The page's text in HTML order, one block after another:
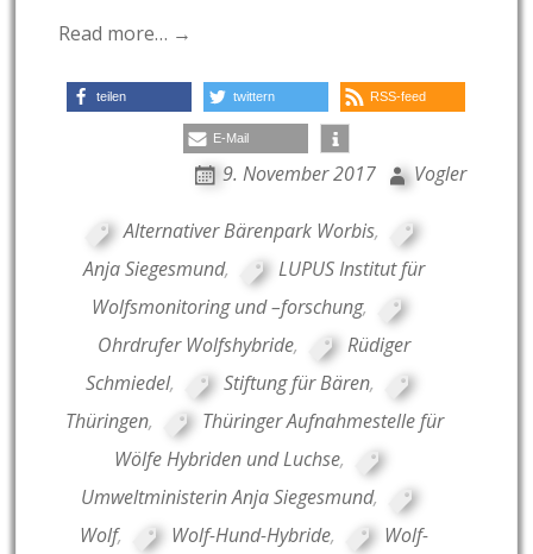
Read more… →
teilen twittern RSS-feed
E-Mail
9. November 2017 Vogler
Alternativer Bärenpark Worbis,
Anja Siegesmund,
LUPUS Institut für
Wolfsmonitoring und –forschung,
Ohrdrufer Wolfshybride,
Rüdiger
Schmiedel, Stiftung für Bären,
Thüringen,
Thüringer Aufnahmestelle für
Wölfe Hybriden und Luchse,
Umweltministerin Anja Siegesmund,
Wolf, Wolf-Hund-Hybride,
Wolf-